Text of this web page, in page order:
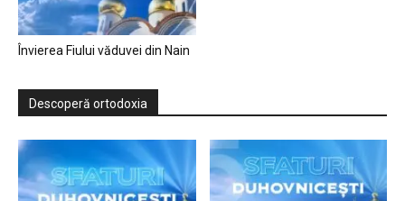
Învierea Fiului văduvei din Nain
Descoperă ortodoxia